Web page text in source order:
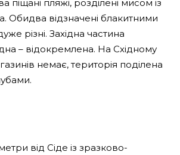
піщані пляжі, розділені мисом із
Обидва відзначені блакитними
різні. Західна частина
– відокремлена. На Східному
немає, територія поділена
від Сіде із зразково-